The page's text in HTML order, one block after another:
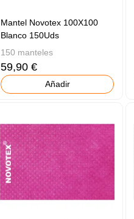
Mantel Novotex 100X100
Blanco 150Uds
150 manteles
59,90 €
Añadir